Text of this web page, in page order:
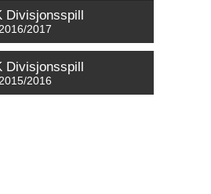
Divisjonsspill
2016/2017
Divisjonsspill
2015/2016